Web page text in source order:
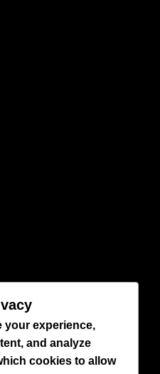
your experience,
and analyze
cookies to allow